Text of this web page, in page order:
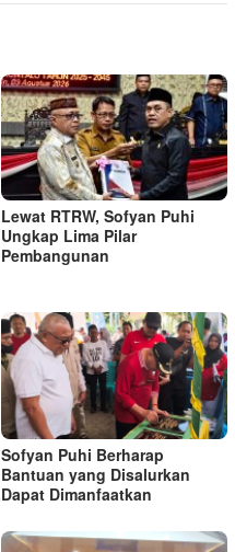
Lewat RTRW, Sofyan Puhi
Ungkap Lima Pilar
Pembangunan
Sofyan Puhi Berharap
Bantuan yang Disalurkan
Dapat Dimanfaatkan